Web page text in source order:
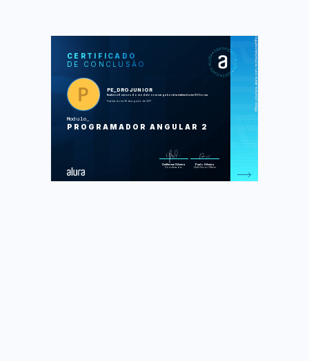
CERTIFICADO
DE CONCLUSÃO
PE_DROJUNIOR
finalizou 6 cursos do módulo com carga horária estimada em 80 horas.
Finalizado em 18 de agosto de 2017
Modulo
PROGRAMADOR ANGULAR 2
Guilherme Silveira
Coordenador
Paulo Silveira
Chief Vision Officer
CUR
SOS
JavaScript: conhecendo o Browser e
padrões de projeto
JavaScript: salvando dados
Angular 2: webapps ainda mais
poderosas parte 1
Foram feitas 379 de 379 atividades.